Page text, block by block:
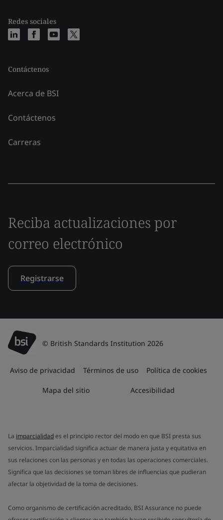
Redes sociales
Contáctenos
Acerca de BSI
Contáctenos
Carreras
Reciba actualizaciones por
correo electrónico
Registrarse
© British Standards Institution 2026
Aviso de privacidad Términos de uso Política de cookies
Mapa del sitio Accesibilidad
La imparcialidades el principio rector del modo en que BSI presta sus
servicios. Imparcialidad significa actuar de manera justa y equitativa en
sus relaciones con las personas y en todas las operaciones comerciales.
Significa que las decisiones se toman libres de influencias que pudieran
afectar la objetividad de la toma de decisiones.
Como organismo de certificación acreditado, BSI Assurance no puede